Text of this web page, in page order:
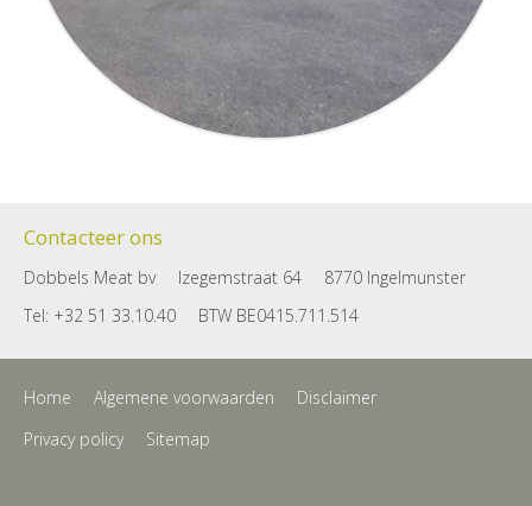
Contacteer ons
Dobbels Meat bv Izegemstraat 64
8770 Ingelmunster
Tel: +32 51 33.10.40
BTW BE0415.711.514
Home Algemene voorwaarden
Disclaimer
Privacy policy
Sitemap